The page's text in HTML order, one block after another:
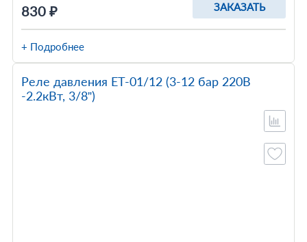
830 ₽ ЗАКАЗАТЬ
+ Подробнее
Реле давления ET-01/12 (3-12 бар 220В
-2.2кВт, 3/8”)